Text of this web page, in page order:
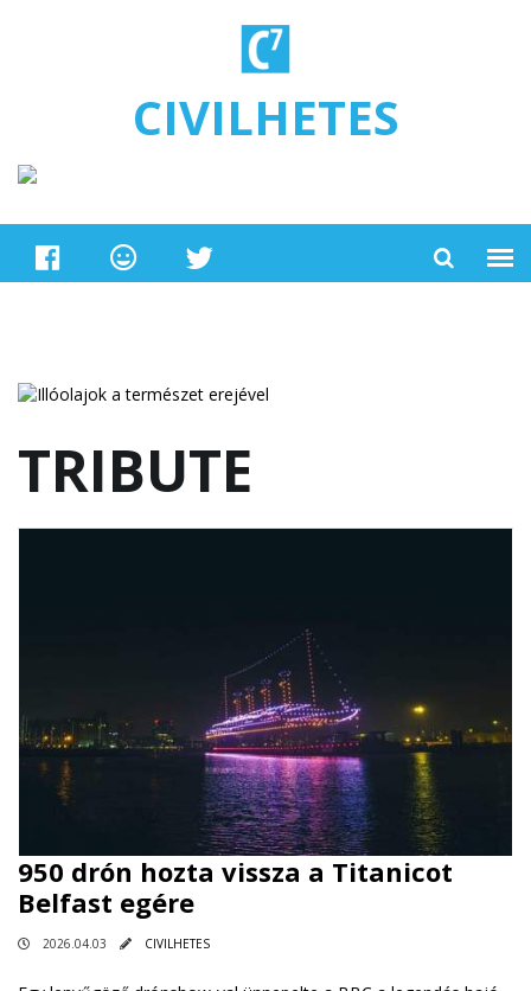
CIVILHETES
TRIBUTE
950 drón hozta vissza a Titanicot
Belfast egére
2026.04.03 CIVILHETES